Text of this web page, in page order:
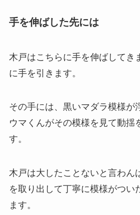
手を伸ばした先には
木戸はこちらに手を伸ばしてき
に手を引きます。
その手には、黒いマダラ模様が
ウマくんがその模様を見て動揺
す。
木戸は大したことないと言わん
を取り出して丁寧に模様がつい
ます。